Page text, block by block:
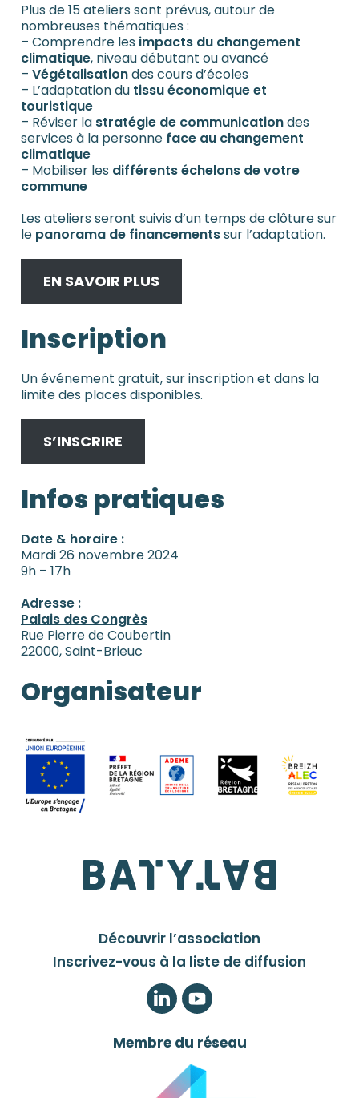
Plus de 15 ateliers sont prévus, autour de
nombreuses thématiques :
– Comprendre les impacts du changement
climatique, niveau débutant ou avancé
– Végétalisationdes cours d’écoles
– L’adaptation du tissu économique et
touristique
– Réviser la stratégie de communicationdes
services à la personne face au changement
climatique
– Mobiliser les différents échelons de votre
commune
Les ateliers seront suivis d’un temps de clôture sur
le panorama de financementssur l’adaptation.
EN SAVOIR PLUS
Inscription
Un événement gratuit, sur inscription et dans la
limite des places disponibles.
S’INSCRIRE
Infos pratiques
Date & horaire :
Mardi 26 novembre 2024
9h – 17h
Adresse :
Palais des Congrès
Rue Pierre de Coubertin
22000, Saint-Brieuc
Organisateur
Découvrir l’association
Inscrivez-vous à la liste de diffusion
LinkedInTwitter
Membre du réseau